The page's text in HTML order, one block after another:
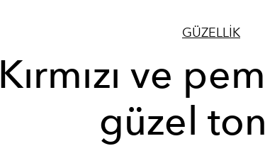
GÜZELLİK
Kırmızı ve
güzel